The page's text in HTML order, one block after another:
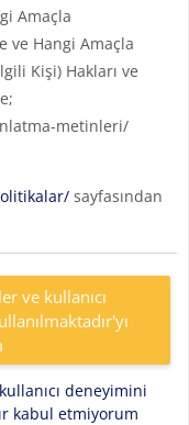
Amaçla
ve Hangi Amaçla
Kişi) Hakları ve
metinleri/
sayfasından
ve kullanıcı
deneyimini
kabul etmiyorum